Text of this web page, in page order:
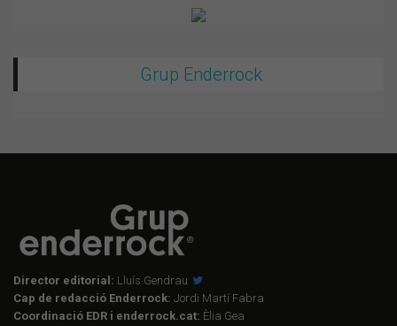
Grup Enderrock
Director editorial: Lluís Gendrau
Cap de redacció Enderrock: Jordi Martí Fabra
Coordinació EDR i enderrock.cat: Èlia Gea